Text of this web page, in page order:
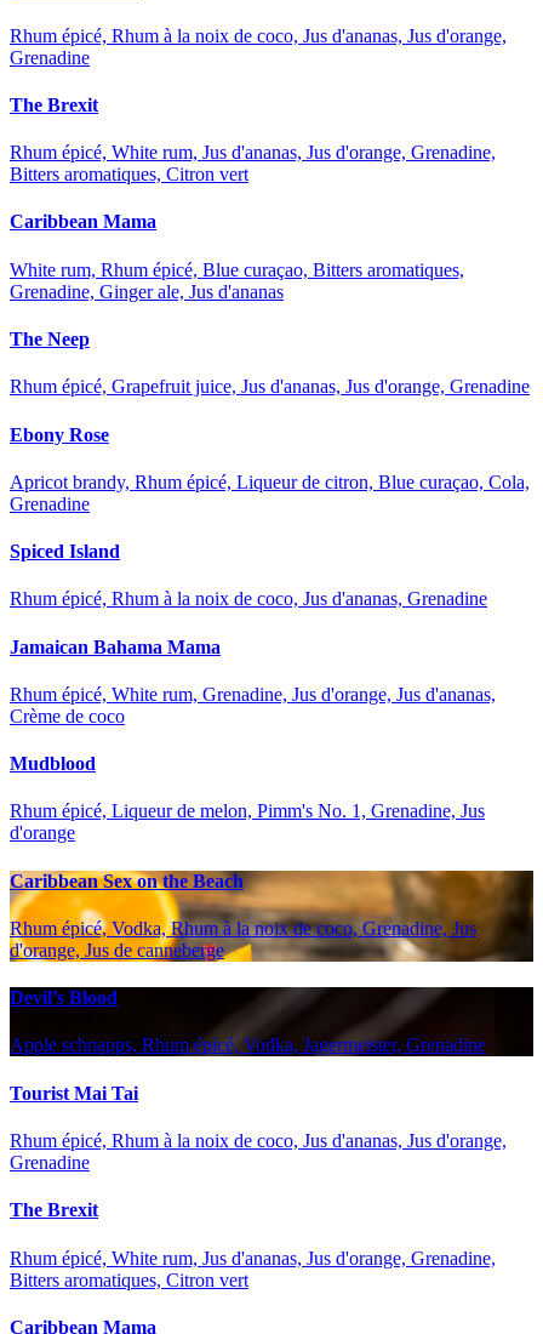
Rhum épicé, Rhum à la noix de coco, Jus d'ananas, Jus d'orange,
Grenadine
The Brexit
Rhum épicé, White rum, Jus d'ananas, Jus d'orange, Grenadine,
Bitters aromatiques, Citron vert
Caribbean Mama
White rum, Rhum épicé, Blue curaçao, Bitters aromatiques,
Grenadine, Ginger ale, Jus d'ananas
The Neep
Rhum épicé, Grapefruit juice, Jus d'ananas, Jus d'orange, Grenadine
Ebony Rose
Apricot brandy, Rhum épicé, Liqueur de citron, Blue curaçao, Cola,
Grenadine
Spiced Island
Rhum épicé, Rhum à la noix de coco, Jus d'ananas, Grenadine
Jamaican Bahama Mama
Rhum épicé, White rum, Grenadine, Jus d'orange, Jus d'ananas,
Crème de coco
Mudblood
Rhum épicé, Liqueur de melon, Pimm's No. 1, Grenadine, Jus
d'orange
Caribbean Sex on the Beach
Rhum épicé, Vodka, Rhum à la noix de coco, Grenadine, Jus
d'orange, Jus de canneberge
Devil’s Blood
Apple schnapps, Rhum épicé, Vodka, Jagermeister, Grenadine
Tourist Mai Tai
Rhum épicé, Rhum à la noix de coco, Jus d'ananas, Jus d'orange,
Grenadine
The Brexit
Rhum épicé, White rum, Jus d'ananas, Jus d'orange, Grenadine,
Bitters aromatiques, Citron vert
Caribbean Mama